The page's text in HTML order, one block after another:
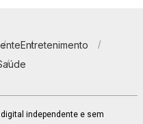
Entretenimento
digital independente e sem